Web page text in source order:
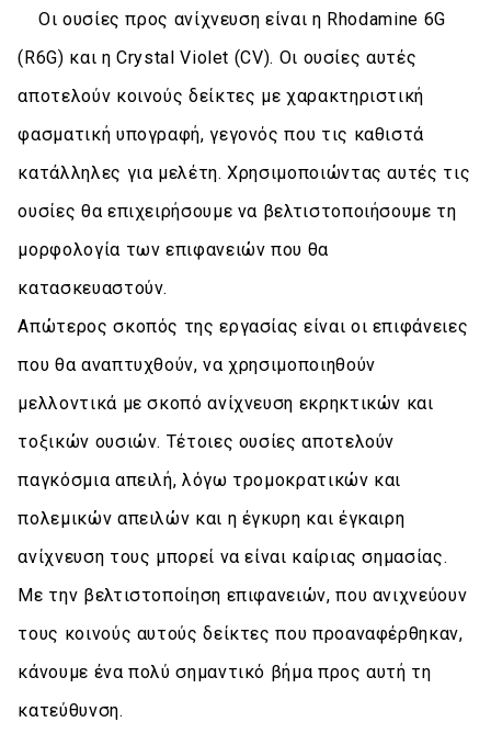
Οι ουσίες προς ανίχνευση είναι η Rhodamine 6G
(R6G) και η Crystal Violet (CV). Οι ουσίες αυτές
αποτελούν κοινούς δείκτες με χαρακτηριστική
φασματική υπογραφή, γεγονός που τις καθιστά
κατάλληλες για μελέτη. Χρησιμοποιώντας αυτές τις
ουσίες θα επιχειρήσουμε να βελτιστοποιήσουμε τη
μορφολογία των επιφανειών που θα
κατασκευαστούν.
Απώτερος σκοπός της εργασίας είναι οι επιφάνειες
που θα αναπτυχθούν, να χρησιμοποιηθούν
μελλοντικά με σκοπό ανίχνευση εκρηκτικών και
τοξικών ουσιών. Τέτοιες ουσίες αποτελούν
παγκόσμια απειλή, λόγω τρομοκρατικών και
πολεμικών απειλών και η έγκυρη και έγκαιρη
ανίχνευση τους μπορεί να είναι καίριας σημασίας.
Με την βελτιστοποίηση επιφανειών, που ανιχνεύουν
τους κοινούς αυτούς δείκτες που προαναφέρθηκαν,
κάνουμε ένα πολύ σημαντικό βήμα προς αυτή τη
κατεύθυνση.